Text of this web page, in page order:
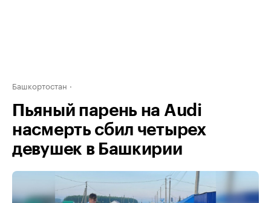
Башкортостан
Пьяный парень на Audi
насмерть сбил четырех
девушек в Башкирии